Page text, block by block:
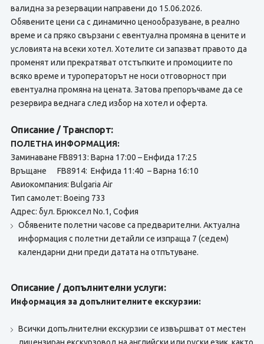
валидна за резервации направени до 15.06.2026.
Обявените цени са с динамично ценообразуване, в реално
време и са пряко свързани с евентуална промяна в цените и
условията на всеки хотел. Хотелите си запазват правото да
променят или прекратяват отстъпките и промоциите по
всяко време и туроператорът не носи отговорност при
евентуална промяна на цената. Затова препоръчваме да се
резервира веднага след избор на хотел и оферта.
Описание / Транспорт:
ПОЛЕТНА ИНФОРМАЦИЯ:
Заминаване FB8913: Варна 17:00 – Енфида 17:25
Връщане FB8914: Енфида 11:40 – Варна 16:10
Авиокомпания: Bulgaria Air
Тип самолет: Boeing 733
Адрес: бул. Брюксел No.1, София
Обявените полетни часове са предварителни. Актуална
информация с полетни детайли се изпраща 7 (седем)
календарни дни преди датата на отпътуване.
Описание / допълнителни услуги:
Информация за допълнителните екскурзии:
Всички допълнителни екскурзии се извършват от местен